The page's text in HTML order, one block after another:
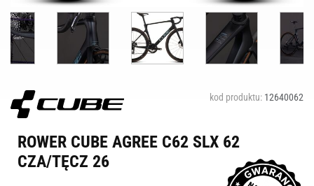
kod produktu: 12640062
ROWER CUBE AGREE C62 SLX 62
CZA/TĘCZ 26